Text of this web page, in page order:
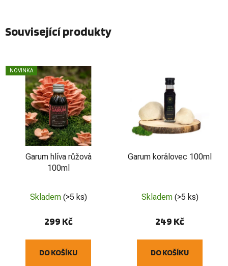
Související produkty
NOVINKA
Garum hlíva růžová
100ml
Skladem (>5 ks)
299 Kč
DO KOŠÍKU
Garum korálovec 100ml
Skladem (>5 ks)
249 Kč
DO KOŠÍKU